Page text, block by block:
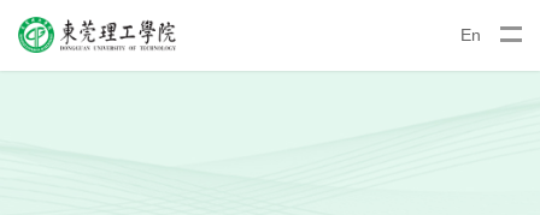
En